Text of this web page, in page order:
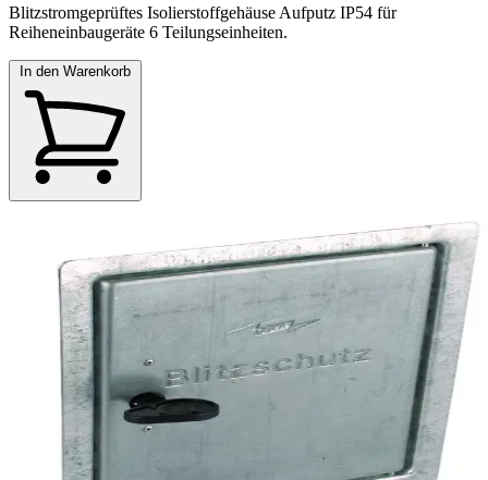
Blitzstromgeprüftes Isolierstoffgehäuse Aufputz IP54 für
Reiheneinbaugeräte 6 Teilungseinheiten.
In den Warenkorb